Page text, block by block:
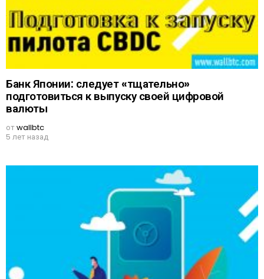
Банк Японии: следует «тщательно»
подготовиться к выпуску своей цифровой
валюты
отwallbtc
5 лет назад